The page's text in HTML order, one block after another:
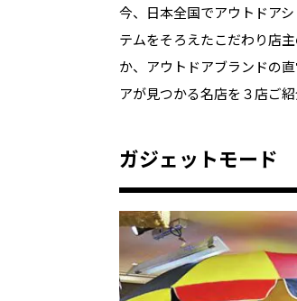
今、日本全国でアウトドア
テムをそろえたこだわり店
か、アウトドアブランドの
アが見つかる名店を３店ご紹
ガジェットモード